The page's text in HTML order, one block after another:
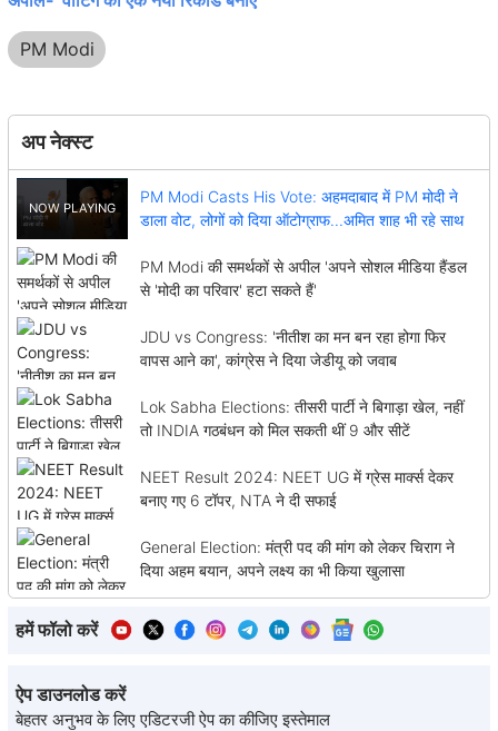
PM Modi
अप नेक्स्ट
PM Modi Casts His Vote: अहमदाबाद में PM मोदी ने
डाला वोट, लोगों को दिया ऑटोग्राफ...अमित शाह भी रहे साथ
PM Modi की समर्थकों से अपील 'अपने सोशल मीडिया हैंडल
से 'मोदी का परिवार' हटा सकते हैं'
JDU vs Congress: 'नीतीश का मन बन रहा होगा फिर
वापस आने का', कांग्रेस ने दिया जेडीयू को जवाब
Lok Sabha Elections: तीसरी पार्टी ने बिगाड़ा खेल, नहीं
तो INDIA गठबंधन को मिल सकती थीं 9 और सीटें
NEET Result 2024: NEET UG में ग्रेस मार्क्स देकर
बनाए गए 6 टॉपर, NTA ने दी सफाई
General Election: मंत्री पद की मांग को लेकर चिराग ने
दिया अहम बयान, अपने लक्ष्य का भी किया खुलासा
हमें फॉलो करें
ऐप डाउनलोड करें
बेहतर अनुभव के लिए एडिटरजी ऐप का कीजिए इस्तेमाल